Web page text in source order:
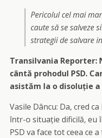
Pericolul cel mai
caute să se salveze
strategii de salvare
Transilvania Reporter:
cântă prohodul PSD.
asistăm la o disoluție a
Vasile Dâncu: Da, cred
într-o situație dificilă, eu
PSD va face tot ceea ce